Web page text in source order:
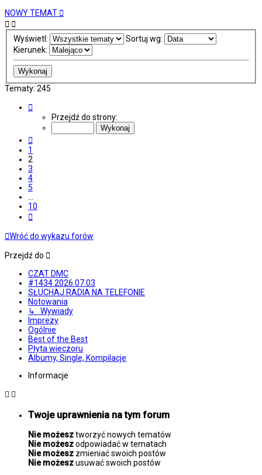
NOWY TEMAT
Wyświetl:
Sortuj wg:
Kierunek:
Tematy: 245
Przejdź do strony:
1
2
3
4
5
10
Wróć do wykazu forów
Przejdź do
CZAT DMC
#1434 2026.07.03
SŁUCHAJ RADIA NA TELEFONIE
Notowania
↳ Wywiady
Imprezy
Ogólnie
Best of the Best
Płyta wieczoru
Albumy, Single, Kompilacje
Informacje
Twoje uprawnienia na tym forum
Nie możesztworzyć nowych tematów
Nie możeszodpowiadać w tematach
Nie możesz zmieniać swoich postów
Nie możeszusuwać swoich postów